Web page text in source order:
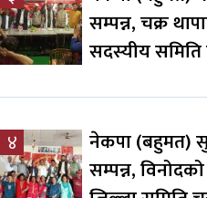
सम्पन्न, चक्र
सदस्यीय
४
नेकपा (बहुमत)
सम्पन्न,